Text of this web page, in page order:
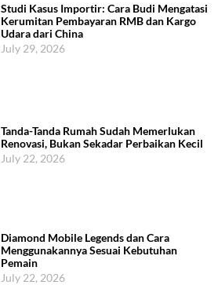
Studi Kasus Importir: Cara Budi Mengatasi
Kerumitan Pembayaran RMB dan Kargo
Udara dari China
July 29, 2026
Tanda-Tanda Rumah Sudah Memerlukan
Renovasi, Bukan Sekadar Perbaikan Kecil
July 22, 2026
Diamond Mobile Legends dan Cara
Menggunakannya Sesuai Kebutuhan
Pemain
July 22, 2026